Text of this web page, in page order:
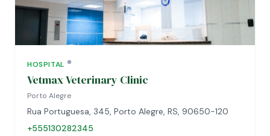
HOSPITAL
Vetmax Veterinary Clinic
Porto Alegre
Rua Portuguesa, 345, Porto Alegre, RS, 90650-120
+555130282345